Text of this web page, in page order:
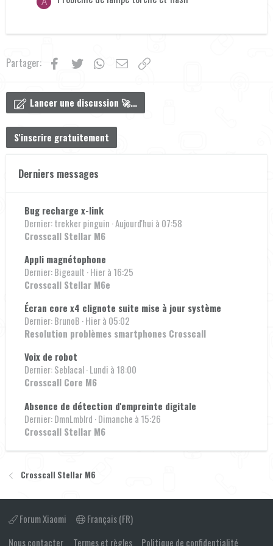
Partager: FacebookTwitter WhatsApp
Email
Lancer une discussion 🚀…
S'inscrire gratuitement
Derniers messages
Bug recharge x-link
Dernier: trekker pinguin Aujourd'hui à 07:58
Crosscall Stellar M6
Appli magnétophone
Dernier: Bigeault Hier à 16:25
Crosscall Stellar M6e
Écran core x4 clignote suite mise à jour système
Dernier: BrunoB Hier à 05:02
Resolution problèmes smartphones Crosscall
Voix de robot
Dernier: Seblacal Lundi à 18:00
Crosscall Core M6
Absence de détection d'empreinte digitale
Dernier: DmnLmblrd Dimanche à 15:26
Crosscall Stellar M6
Crosscall Stellar M6
Forum Xiaomi
Français (FR)
Nous contacter
Termes et règles Politique de confidentialité